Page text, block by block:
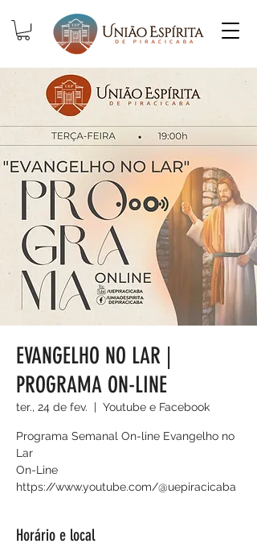
EVANGELHO NO LAR |
PROGRAMA ON-LINE
ter., 24 de fev.
  |
Youtube e Facebook
Programa Semanal On-line Evangelho no
Lar
On-Line
https://www.youtube.com/@uepiracicaba
Horário e local